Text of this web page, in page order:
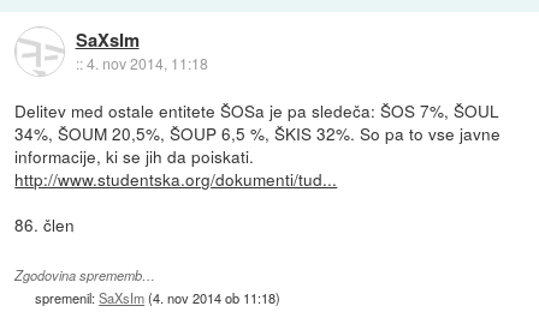
SaXsIm
::4. nov 2014, 11:18
Delitev med ostale entitete ŠOSa je pa sledeča: ŠOS 7%, ŠOUL
34%, ŠOUM 20,5%, ŠOUP 6,5 %, ŠKIS 32%. So pa to vse javne
informacije, ki se jih da poiskati.
http://www.studentska.org/dokumenti/tud...
86. člen
Zgodovina sprememb…
spremenil:SaXsIm(4. nov 2014 ob 11:18)